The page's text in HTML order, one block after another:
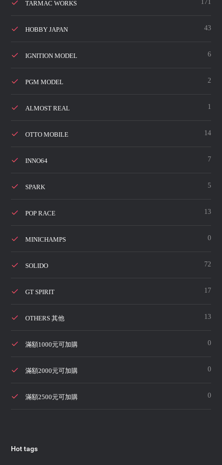
TARMAC WORKS 171
HOBBY JAPAN 43
IGNITION MODEL 6
PGM MODEL 2
ALMOST REAL 1
OTTO MOBILE 14
INNO64 7
SPARK 5
POP RACE 13
MINICHAMPS 0
SOLIDO 72
GT SPIRIT 17
OTHERS 其他 13
滿額1000元可加購 0
滿額2000元可加購 0
滿額2500元可加購 0
Hot tags